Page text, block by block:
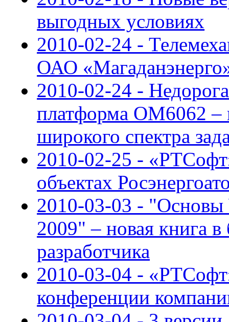
выгодных условиях
2010-02-24 -
ОАО
2010-02-24 -
платформа OM6062 –
широкого спектра
2010-02-25 -
объектах
2010-03-03 - "Основы
2009" – новая книга в
разработчика
2010-03-04 -
конференции